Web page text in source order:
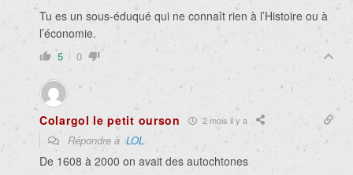
Tu es un sous-éduqué qui ne connaît rien à l’Histoire ou à
l’économie.
5 0
Colargol le petit ourson 2 mois il y a
Répondre àLOL
De 1608 à 2000 on avait des autochtones